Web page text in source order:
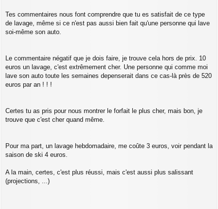
Tes commentaires nous font comprendre que tu es satisfait de ce type
de lavage, même si ce n'est pas aussi bien fait qu'une personne qui lave
soi-même son auto.
Le commentaire négatif que je dois faire, je trouve cela hors de prix. 10
euros un lavage, c'est extrêmement cher. Une personne qui comme moi
lave son auto toute les semaines depenserait dans ce cas-là près de 520
euros par an ! ! !
Certes tu as pris pour nous montrer le forfait le plus cher, mais bon, je
trouve que c'est cher quand même.
Pour ma part, un lavage hebdomadaire, me coûte 3 euros, voir pendant la
saison de ski 4 euros.
A la main, certes, c'est plus réussi, mais c'est aussi plus salissant
(projections, ...)